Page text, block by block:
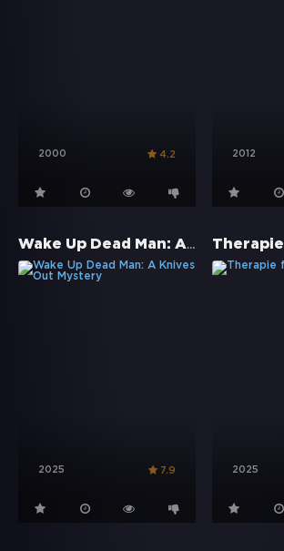
2000 4.2 2012
Wake Up Dead Man: A Knives Out Mystery
2025 7.9 2025